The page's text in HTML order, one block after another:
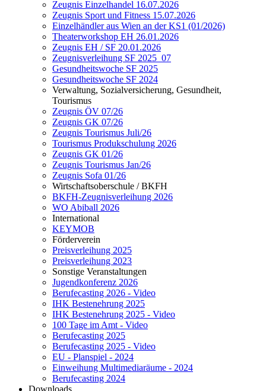
Zeugnis Einzelhandel 16.07.2026
Zeugnis Sport und Fitness 15.07.2026
Einzelhändler aus Wien an der KS1 (01/2026)
Theaterworkshop EH 26.01.2026
Zeugnis EH / SF 20.01.2026
Zeugnisverleihung SF 2025_07
Gesundheitswoche SF 2025
Gesundheitswoche SF 2024
Verwaltung, Sozialversicherung, Gesundheit,
Tourismus
Zeugnis ÖV 07/26
Zeugnis GK 07/26
Zeugnis Tourismus Juli/26
Tourismus Produkschulung 2026
Zeugnis GK 01/26
Zeugnis Tourismus Jan/26
Zeugnis Sofa 01/26
Wirtschaftsoberschule / BKFH
BKFH-Zeugnisverleihung 2026
WO Abiball 2026
International
KEYMOB
Förderverein
Preisverleihung 2025
Preisverleihung 2023
Sonstige Veranstaltungen
Jugendkonferenz 2026
Berufecasting 2026 - Video
IHK Bestenehrung 2025
IHK Bestenehrung 2025 - Video
100 Tage im Amt - Video
Berufecasting 2025
Berufecasting 2025 - Video
EU - Planspiel - 2024
Einweihung Multimediaräume - 2024
Berufecasting 2024
Downloads